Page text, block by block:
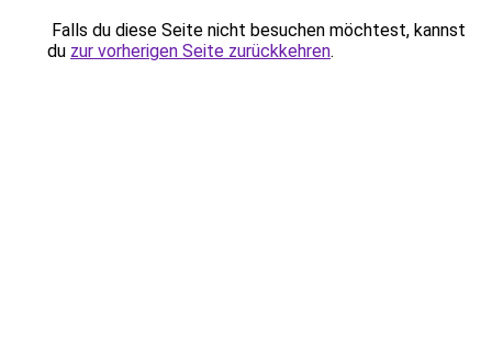
Falls du diese Seite nicht besuchen möchtest, kannst
du zur vorherigen Seite zurückkehren.